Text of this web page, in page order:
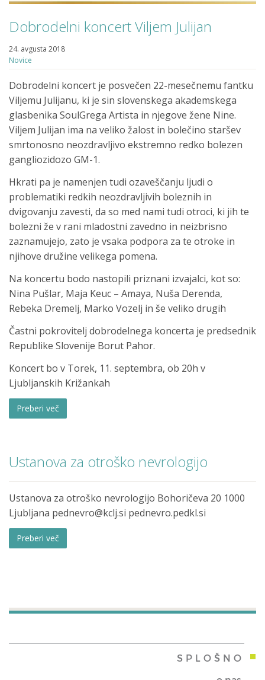
Dobrodelni koncert Viljem Julijan
24. avgusta 2018
Novice
Dobrodelni koncert je posvečen 22-mesečnemu fantku
Viljemu Julijanu, ki je sin slovenskega akademskega
glasbenika SoulGrega Artista in njegove žene Nine.
Viljem Julijan ima na veliko žalost in bolečino staršev
smrtonosno neozdravljivo ekstremno redko bolezen
gangliozidozo GM-1.
Hkrati pa je namenjen tudi ozaveščanju ljudi o
problematiki redkih neozdravljivih boleznih in
dvigovanju zavesti, da so med nami tudi otroci, ki jih te
bolezni že v rani mladostni zavedno in neizbrisno
zaznamujejo, zato je vsaka podpora za te otroke in
njihove družine velikega pomena.
Na koncertu bodo nastopili priznani izvajalci, kot so:
Nina Pušlar, Maja Keuc – Amaya, Nuša Derenda,
Rebeka Dremelj, Marko Vozelj in še veliko drugih
Častni pokrovitelj dobrodelnega koncerta je predsednik
Republike Slovenije Borut Pahor.
Koncert bo v Torek, 11. septembra, ob 20h v
Ljubljanskih Križankah
Preberi več
Ustanova za otroško nevrologijo
Ustanova za otroško nevrologijo Bohoričeva 20 1000
Ljubljana pednevro@kclj.si pednevro.pedkl.si
Preberi več
SPLOŠNO